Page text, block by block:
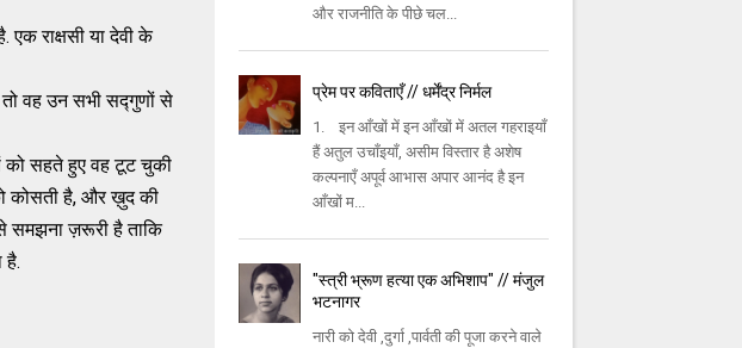
राक्षसी या देवी के
वह उन सभी सद्गुणों से
सहते हुए वह टूट चुकी
कोसती है, और ख़ुद की
समझना ज़रूरी है ताकि
है.
और राजनीति के पीछे चल...
प्रेम पर कविताएँ // धर्मेंद्र निर्मल
1. इन आँखों में इन आँखों में अतल गहराइयाँ
हैं अतुल उचाँइयाँ, असीम विस्तार है अशेष
कल्पनाएँ अपूर्व आभास अपार आनंद है इन
आँखों म...
"स्त्री भ्रूण हत्या एक अभिशाप" // मंजुल
भटनागर
नारी को देवी ,दुर्गा ,पार्वती की पूजा करने वाले